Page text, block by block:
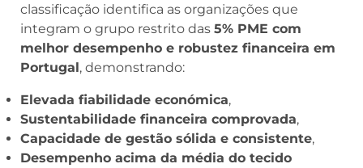
classificação identifica as organizações que
integram o grupo restrito das 5% PME com
melhor desempenho e robustez financeira em
Portugal, demonstrando:
Elevada fiabilidade económica,
Sustentabilidade financeira comprovada,
Capacidade de gestão sólida e consistente,
Desempenho acima da média do tecido